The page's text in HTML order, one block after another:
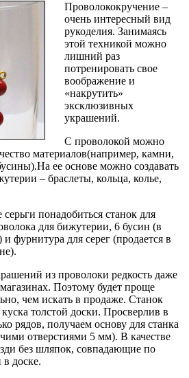
Проволококручение –
очень интересный вид
рукоделия. Занимаясь
этой техникой можно
лишний раз
потренировать свое
воображение и
«накрутить»
эксклюзивных
украшений.
С проволокой можно
материалов(например, камни,
ее основе можно создавать
– браслеты, кольца, колье,
понадобиться станок для
для бижутерии, 6 бусин (в
фурнитура для серег (продается в
из проволоки редкость даже
Поэтому будет проще
чем искать в продаже. Станок
толстой доски. Просверлив в
рядов, получаем основу для станка
отверстиями 5 мм). В качестве
без шляпок, совпадающие по
в доске.